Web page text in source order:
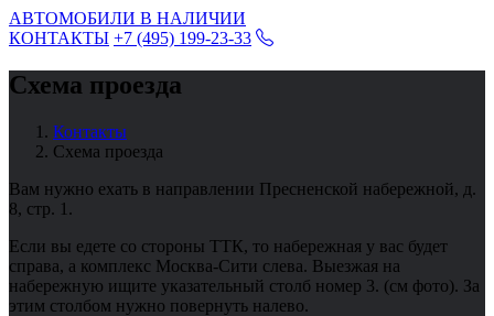
АВТОМОБИЛИ В НАЛИЧИИ
КОНТАКТЫ +7 (495) 199-23-33
Схема проезда
Контакты
Схема проезда
Вам нужно ехать в направлении Пресненской набережной, д.
8, стр. 1.
Если вы едете со стороны ТТК, то набережная у вас будет
справа, а комплекс Москва-Сити слева. Выезжая на
набережную ищите указательный столб номер 3. (см фото). За
этим столбом нужно повернуть налево.